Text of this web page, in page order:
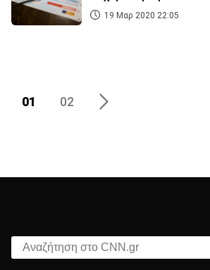
19 Μαρ 2020 22:05
01 02
Αναζήτηση στο CNN.gr